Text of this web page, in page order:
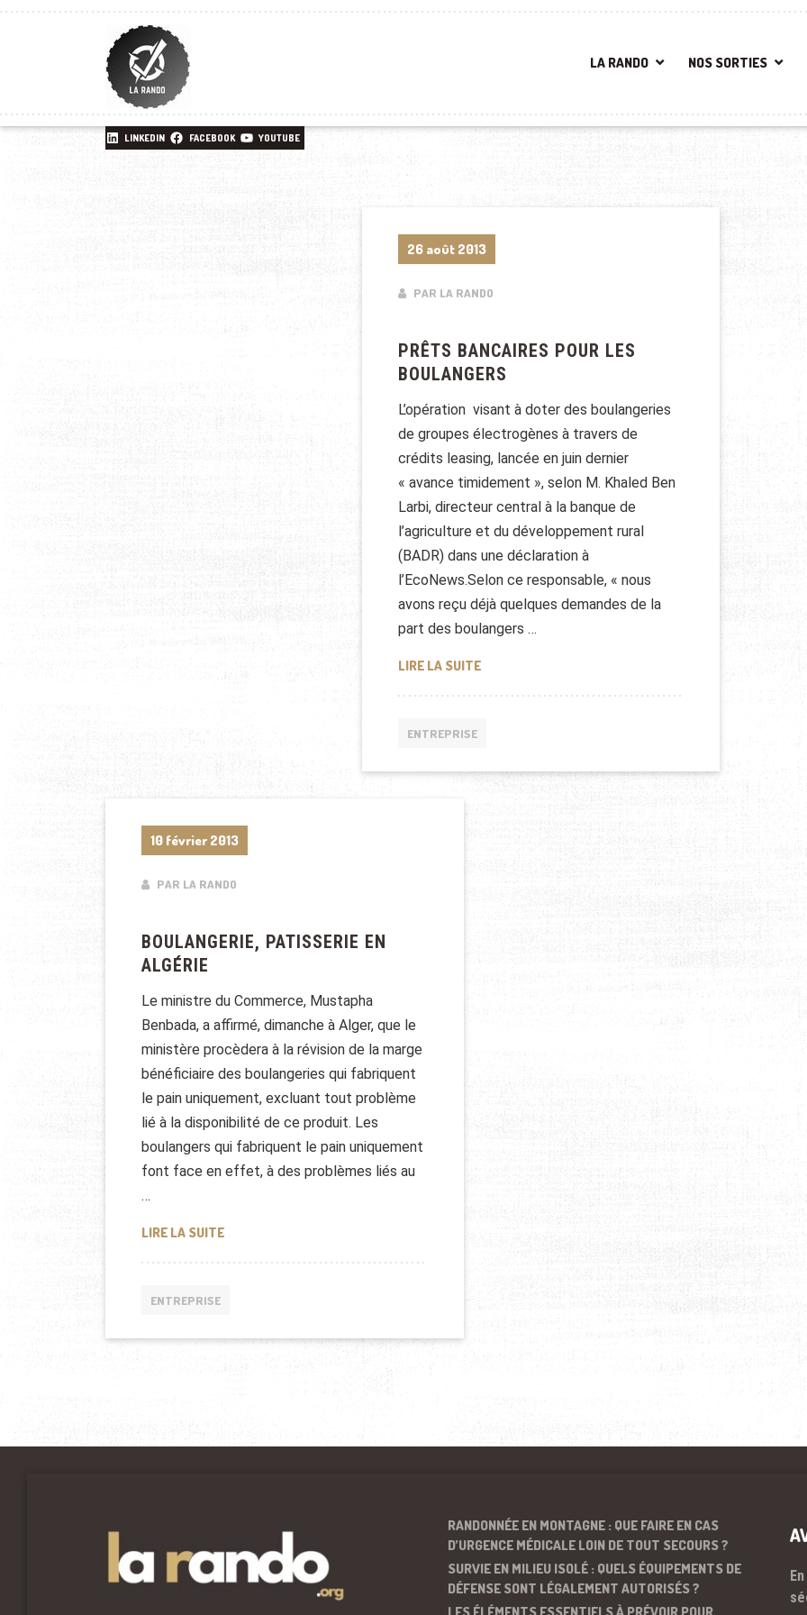
LA RANDO NOS SORTIES
LINKEDIN FACEBOOK YOUTUBE
26 août 2013
PAR LA RANDO
PRÊTS BANCAIRES POUR LES
BOULANGERS
L’opération visant à doter des boulangeries
de groupes électrogènes à travers de
crédits leasing, lancée en juin dernier
« avance timidement », selon M. Khaled Ben
Larbi, directeur central à la banque de
l’agriculture et du développement rural
(BADR) dans une déclaration à
l’EcoNews.Selon ce responsable, « nous
avons reçu déjà quelques demandes de la
part des boulangers …
LIRE LA SUITEPRÊTS BANCAIRES POUR LES BOULANGERS
ENTREPRISE
10 février 2013
PAR LA RANDO
BOULANGERIE, PATISSERIE EN
ALGÉRIE
Le ministre du Commerce, Mustapha
Benbada, a affirmé, dimanche à Alger, que le
ministère procèdera à la révision de la marge
bénéficiaire des boulangeries qui fabriquent
le pain uniquement, excluant tout problème
lié à la disponibilité de ce produit. Les
boulangers qui fabriquent le pain uniquement
font face en effet, à des problèmes liés au
…
LIRE LA SUITEBOULANGERIE, PATISSERIE EN ALGÉRIE
ENTREPRISE
RANDONNÉE EN MONTAGNE : QUE FAIRE EN CAS
D’URGENCE MÉDICALE LOIN DE TOUT SECOURS ?
SURVIE EN MILIEU ISOLÉ : QUELS ÉQUIPEMENTS DE
DÉFENSE SONT LÉGALEMENT AUTORISÉS ?